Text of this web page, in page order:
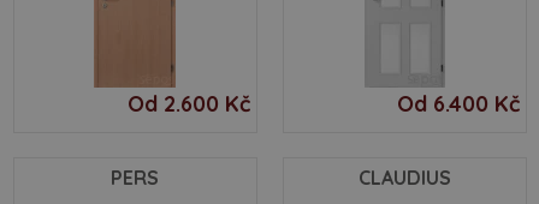
Od 2.600 Kč Od 6.400 Kč
PERS CLAUDIUS